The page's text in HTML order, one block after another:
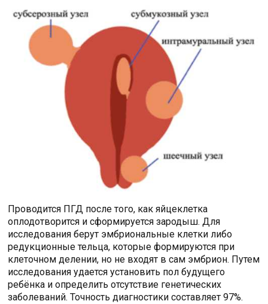
Проводится ПГД после того, как яйцеклетка
оплодотворится и сформируется зародыш. Для
исследования берут эмбриональные клетки либо
редукционные тельца, которые формируются при
клеточном делении, но не входят в сам эмбрион. Путем
исследования удается установить пол будущего
ребёнка и определить отсутствие генетических
заболеваний. Точность диагностики составляет 97%.